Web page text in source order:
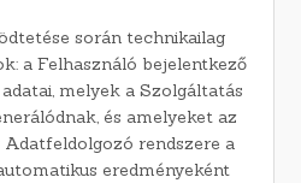
során technikailag
a Felhasználó bejelentkező
melyek a Szolgáltatás
és amelyeket az
rendszere a
eredményeként